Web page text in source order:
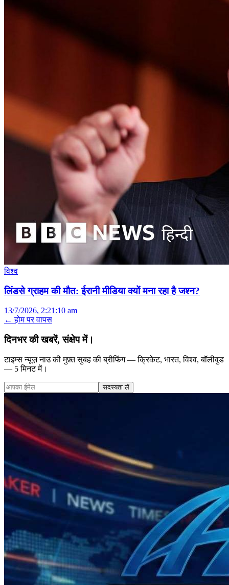
विश्व
लिंडसे ग्राहम की मौत: ईरानी मीडिया क्यों मना रहा है जश्न?
13/7/2026, 2:21:10 am
← होम पर वापस
दिनभर की खबरें, संक्षेप में।
टाइम्स न्यूज़ नाउ की मुफ़्त सुबह की ब्रीफिंग — क्रिकेट, भारत, विश्व, बॉलीवुड
— 5 मिनट में।
सदस्यता लें